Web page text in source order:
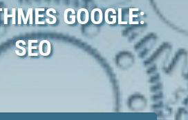
GOOGLE:
SEO